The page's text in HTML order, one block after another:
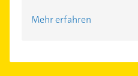
Mehr erfahren